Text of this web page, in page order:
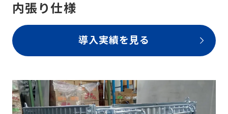
内張り仕様
導入実績を見る